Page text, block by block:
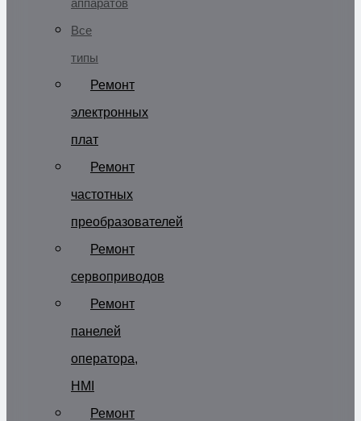
аппаратов
Все
типы
Ремонт
электронных
плат
Ремонт
частотных
преобразователей
Ремонт
сервоприводов
Ремонт
панелей
оператора,
HMI
Ремонт